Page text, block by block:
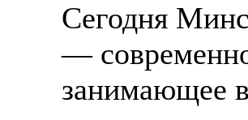
Сегодня
—
занимающее